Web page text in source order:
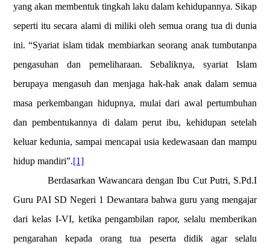
yang akan membentuk tingkah laku dalam kehidupannya. Sikap
seperti itu secara alami di miliki oleh semua orang tua di dunia
ini. “Syariat islam tidak membiarkan seorang anak tumbutanpa
pengasuhan dan pemeliharaan. Sebaliknya, syariat Islam
berupaya mengasuh dan menjaga hak-hak anak dalam semua
masa perkembangan hidupnya, mulai dari awal pertumbuhan
dan pembentukannya di dalam perut ibu, kehidupan setelah
keluar kedunia, sampai mencapai usia kedewasaan dan mampu
hidup mandiri”.[1]
Berdasarkan Wawancara dengan Ibu Cut Putri, S.Pd.I
Guru PAI SD Negeri 1 Dewantara bahwa guru yang mengajar
dari kelas I-VI, ketika pengambilan rapor, selalu memberikan
pengarahan kepada orang tua peserta didik agar selalu